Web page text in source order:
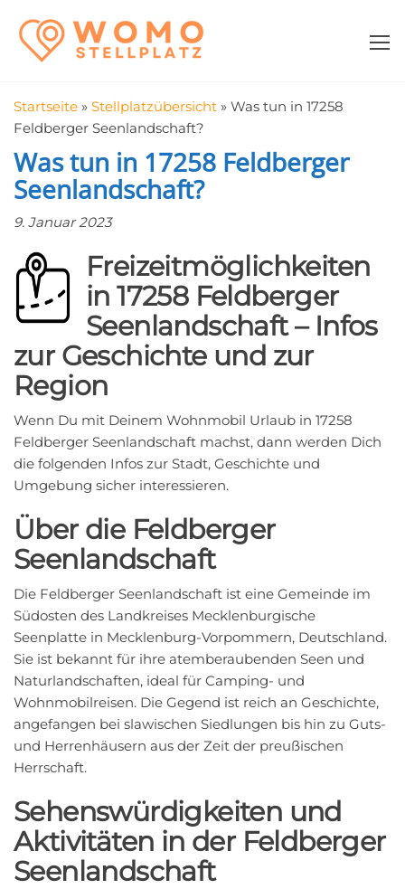
Inhalt
springen
in der Nähe
Startseite » Stellplatzübersicht » Was tun in 17258
Feldberger Seenlandschaft?
Was tun in 17258 Feldberger
Seenlandschaft?
9. Januar 2023
Freizeitmöglichkeiten
in 17258 Feldberger
Seenlandschaft – Infos
zur Geschichte und zur
Region
Wenn Du mit Deinem Wohnmobil Urlaub in 17258
Feldberger Seenlandschaft machst, dann werden Dich
die folgenden Infos zur Stadt, Geschichte und
Umgebung sicher interessieren.
Über die Feldberger
Seenlandschaft
Die Feldberger Seenlandschaft ist eine Gemeinde im
Südosten des Landkreises Mecklenburgische
Seenplatte in Mecklenburg-Vorpommern, Deutschland.
Sie ist bekannt für ihre atemberaubenden Seen und
Naturlandschaften, ideal für Camping- und
Wohnmobilreisen. Die Gegend ist reich an Geschichte,
angefangen bei slawischen Siedlungen bis hin zu Guts-
und Herrenhäusern aus der Zeit der preußischen
Herrschaft.
Sehenswürdigkeiten und
Aktivitäten in der Feldberger
Seenlandschaft